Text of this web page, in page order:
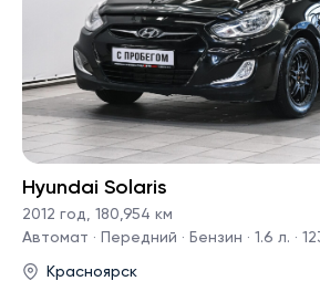
Hyundai Solaris
2012 год
180,954 км
Автомат · Передний · Бензин · 1.6 л. ·
Красноярск